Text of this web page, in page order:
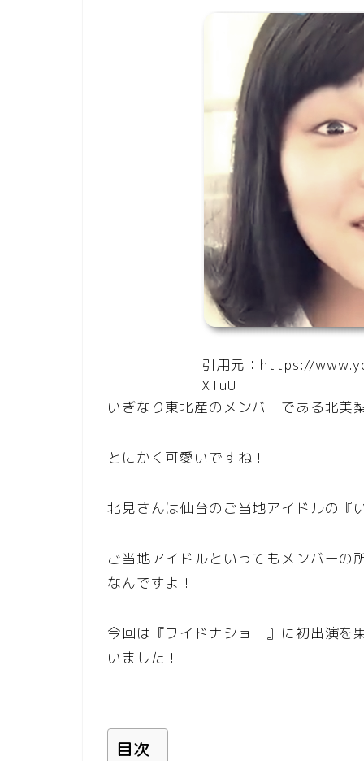
引用元：https://
XTuU
いぎなり東北産のメンバーである北美
とにかく可愛いですね！
北見さんは仙台のご当地アイドルの『
ご当地アイドルといってもメンバーの
なんですよ！
今回は『ワイドナショー』に初出演を
いました！
目次